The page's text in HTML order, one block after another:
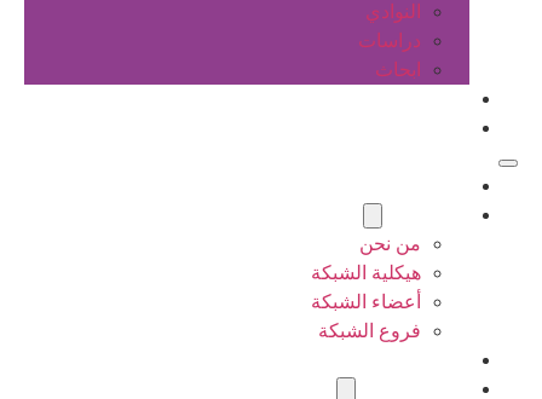
النوادي
دراسات
ابحاث
من نحن
هيكلية الشبكة
أعضاء الشبكة
فروع الشبكة